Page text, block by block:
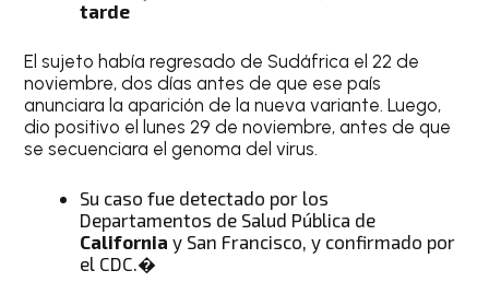
tarde
El sujeto había regresado de Sudáfrica el 22 de
noviembre, dos días antes de que ese país
anunciara la aparición de la nueva variante. Luego,
dio positivo el lunes 29 de noviembre, antes de que
se secuenciara el genoma del virus.
Su caso fue detectado por los
Departamentos de Salud Pública de
California y San Francisco, y confirmado por
el CDC.�